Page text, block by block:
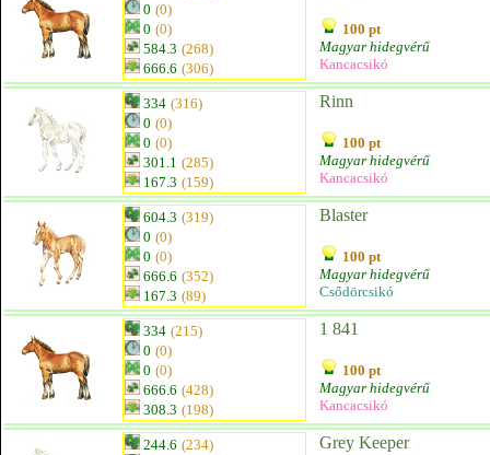
0 (0)
0 (0)
584.3 (268)
666.6 (306)
100 pt
Magyar hidegvérű
Kancacsikó
334 (316)
0 (0)
0 (0)
301.1 (285)
167.3 (159)
Rinn
100 pt
Magyar hidegvérű
Kancacsikó
604.3 (319)
0 (0)
0 (0)
666.6 (352)
167.3 (89)
Blaster
100 pt
Magyar hidegvérű
Csődörcsikó
334 (215)
0 (0)
0 (0)
666.6 (428)
308.3 (198)
1 841
100 pt
Magyar hidegvérű
Kancacsikó
244.6 (234)
Grey Keeper